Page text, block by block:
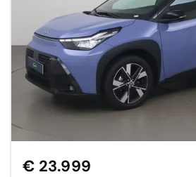
€ 23.999